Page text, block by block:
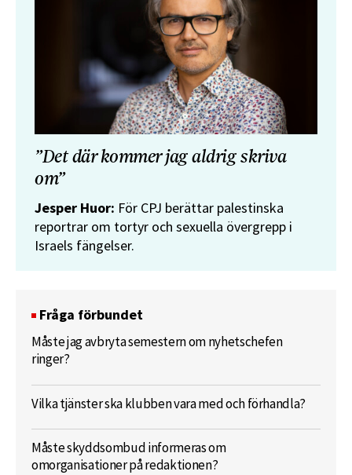
”Det där kommer jag aldrig skriva
om”
Jesper Huor: För CPJ berättar palestinska
reportrar om tortyr och sexuella övergrepp i
Israels fängelser.
Fråga förbundet
Måste jag avbryta semestern om nyhetschefen
ringer?
Vilka tjänster ska klubben vara med och förhandla?
Måste skyddsombud informeras om
omorganisationer på redaktionen?